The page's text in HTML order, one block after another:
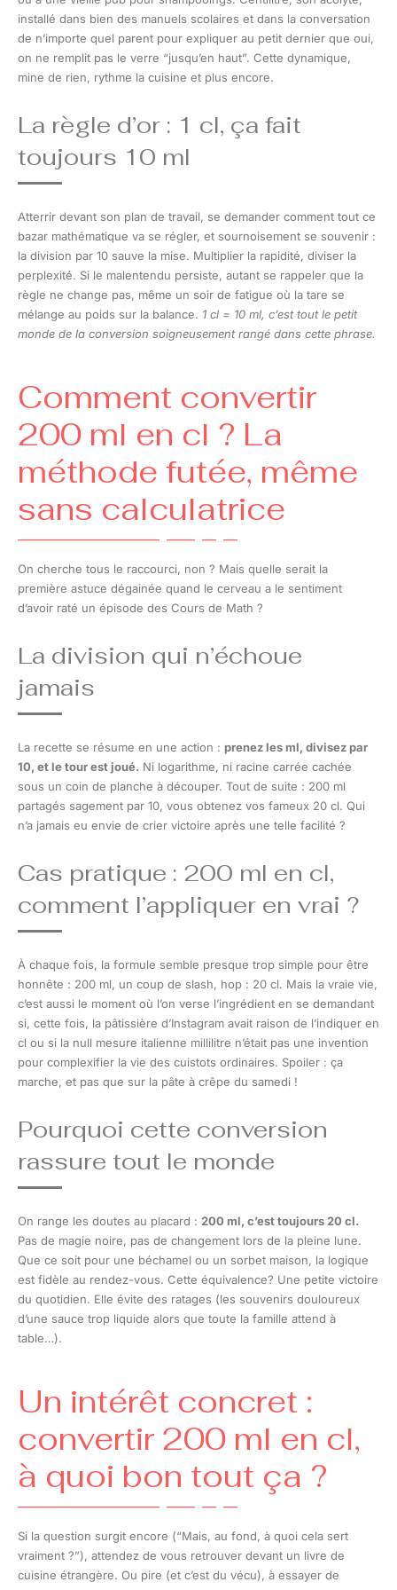
installé dans bien des manuels scolaires et dans la conversation
de n’importe quel parent pour expliquer au petit dernier que oui,
on ne remplit pas le verre “jusqu’en haut”. Cette dynamique,
mine de rien, rythme la cuisine et plus encore.
La règle d’or : 1 cl, ça fait
toujours 10 ml
Atterrir devant son plan de travail, se demander comment tout ce
bazar mathématique va se régler, et sournoisement se souvenir :
la division par 10 sauve la mise. Multiplier la rapidité, diviser la
perplexité. Si le malentendu persiste, autant se rappeler que la
règle ne change pas, même un soir de fatigue où la tare se
mélange au poids sur la balance. 1 cl = 10 ml, c’est tout le petit
monde de la conversion soigneusement rangé dans cette phrase.
Comment convertir
200 ml en cl ? La
méthode futée, même
sans calculatrice
On cherche tous le raccourci, non ? Mais quelle serait la
première astuce dégainée quand le cerveau a le sentiment
d’avoir raté un épisode des Cours de Math ?
La division qui n’échoue
jamais
La recette se résume en une action : prenez les ml, divisez par
10, et le tour est joué. Ni logarithme, ni racine carrée cachée
sous un coin de planche à découper. Tout de suite : 200 ml
partagés sagement par 10, vous obtenez vos fameux 20 cl. Qui
n’a jamais eu envie de crier victoire après une telle facilité ?
Cas pratique : 200 ml en cl,
comment l’appliquer en vrai ?
À chaque fois, la formule semble presque trop simple pour être
honnête : 200 ml, un coup de slash, hop : 20 cl. Mais la vraie vie,
c’est aussi le moment où l’on verse l’ingrédient en se demandant
si, cette fois, la pâtissière d’Instagram avait raison de l’indiquer en
cl ou si la null mesure italienne millilitre n’était pas une invention
pour complexifier la vie des cuistots ordinaires. Spoiler : ça
marche, et pas que sur la pâte à crêpe du samedi !
Pourquoi cette conversion
rassure tout le monde
On range les doutes au placard : 200 ml, c’est toujours 20 cl.
Pas de magie noire, pas de changement lors de la pleine lune.
Que ce soit pour une béchamel ou un sorbet maison, la logique
est fidèle au rendez-vous. Cette équivalence? Une petite victoire
du quotidien. Elle évite des ratages (les souvenirs douloureux
d’une sauce trop liquide alors que toute la famille attend à
table…).
Un intérêt concret :
convertir 200 ml en cl,
à quoi bon tout ça ?
Si la question surgit encore (“Mais, au fond, à quoi cela sert
vraiment ?”), attendez de vous retrouver devant un livre de
cuisine étrangère. Ou pire (et c’est du vécu), à essayer de